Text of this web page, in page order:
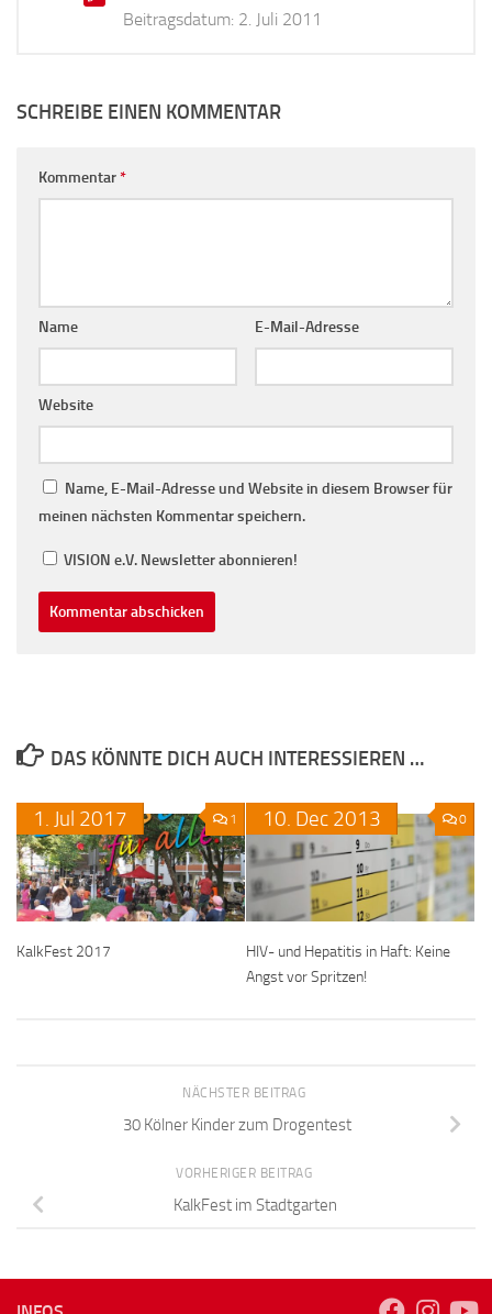
Beitragsdatum: 2. Juli 2011
SCHREIBE EINEN KOMMENTAR
Kommentar*
Name E-Mail-Adresse
Website
Name, E-Mail-Adresse und Website in diesem Browser für
meinen nächsten Kommentar speichern.
VISION e.V. Newsletter abonnieren!
DAS KÖNNTE DICH AUCH INTERESSIEREN …
1
1. Jul 2017
KalkFest 2017
0
10. Dec 2013
HIV- und Hepatitis in Haft: Keine
Angst vor Spritzen!
NÄCHSTER BEITRAG
30 Kölner Kinder zum Drogentest
VORHERIGER BEITRAG
KalkFest im Stadtgarten